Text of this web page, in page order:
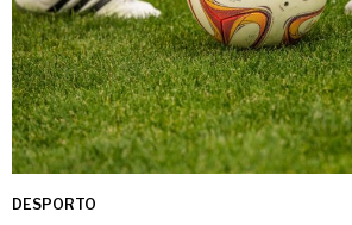
DESPORTO